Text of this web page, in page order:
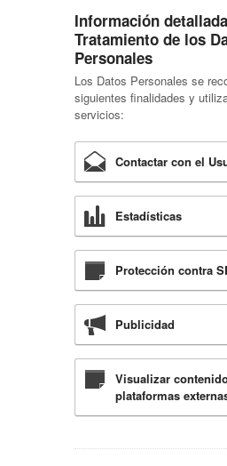
Información
Tratamiento de los
Personales
Los Datos Personales se
siguientes finalidades y
servicios:
Contactar con el
Estadísticas
Protección contra
Publicidad
Visualizar
plataformas